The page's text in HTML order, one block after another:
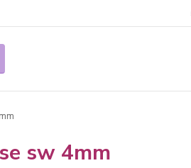
sw 4mm